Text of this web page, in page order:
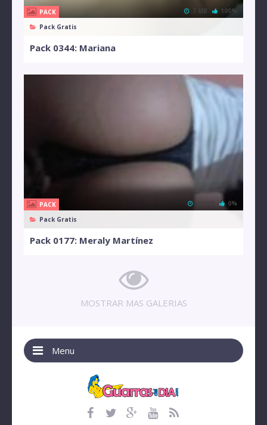
PACK
Pack Gratis
7 MB 100%
Pack 0344: Mariana
PACK
Pack Gratis
0%
Pack 0177: Meraly Martínez
MOSTRAR MAS GALERIAS
Menu